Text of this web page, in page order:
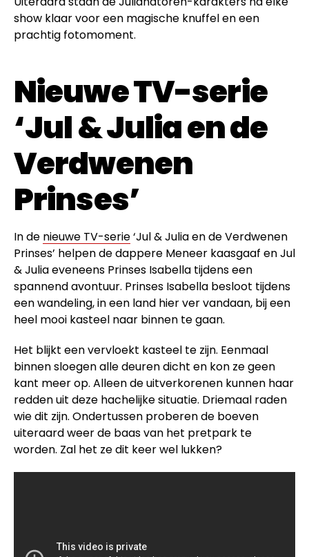
show klaar voor een magische knuffel en een
prachtig fotomoment.
Nieuwe TV-serie
‘Jul & Julia en de
Verdwenen
Prinses’
In de nieuwe TV-serie‘Jul & Julia en de Verdwenen
Prinses’ helpen de dappere Meneer kaasgaaf en Jul
& Julia eveneens Prinses Isabella tijdens een
spannend avontuur. Prinses Isabella besloot tijdens
een wandeling, in een land hier ver vandaan, bij een
heel mooi kasteel naar binnen te gaan.
Het blijkt een vervloekt kasteel te zijn. Eenmaal
binnen sloegen alle deuren dicht en kon ze geen
kant meer op. Alleen de uitverkorenen kunnen haar
redden uit deze hachelijke situatie. Driemaal raden
wie dit zijn. Ondertussen proberen de boeven
uiteraard weer de baas van het pretpark te
worden. Zal het ze dit keer wel lukken?